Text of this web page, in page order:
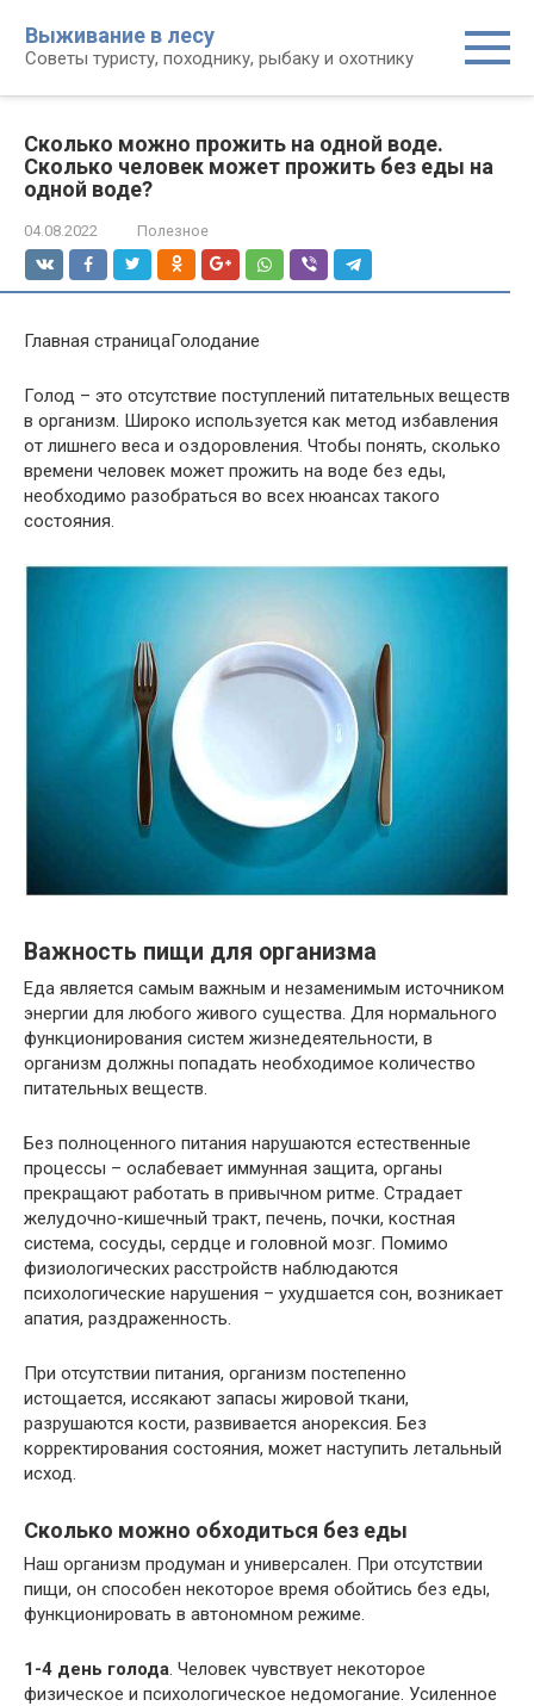
контенту
Выживание в лесу
Советы туристу, походнику, рыбаку и охотнику
Сколько можно прожить на одной воде.
Сколько человек может прожить без еды на
одной воде?
04.08.2022 Полезное
Главная страницаГолодание
Голод – это отсутствие поступлений питательных веществ
в организм. Широко используется как метод избавления
от лишнего веса и оздоровления. Чтобы понять, сколько
времени человек может прожить на воде без еды,
необходимо разобраться во всех нюансах такого
состояния.
Важность пищи для организма
Еда является самым важным и незаменимым источником
энергии для любого живого существа. Для нормального
функционирования систем жизнедеятельности, в
организм должны попадать необходимое количество
питательных веществ.
Без полноценного питания нарушаются естественные
процессы – ослабевает иммунная защита, органы
прекращают работать в привычном ритме. Страдает
желудочно-кишечный тракт, печень, почки, костная
система, сосуды, сердце и головной мозг. Помимо
физиологических расстройств наблюдаются
психологические нарушения – ухудшается сон, возникает
апатия, раздраженность.
При отсутствии питания, организм постепенно
истощается, иссякают запасы жировой ткани,
разрушаются кости, развивается анорексия. Без
корректирования состояния, может наступить летальный
исход.
Сколько можно обходиться без еды
Наш организм продуман и универсален. При отсутствии
пищи, он способен некоторое время обойтись без еды,
функционировать в автономном режиме.
1-4 день голода. Человек чувствует некоторое
физическое и психологическое недомогание. Усиленное